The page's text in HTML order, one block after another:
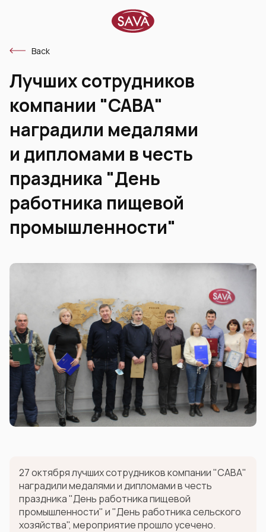
Back
Лучших сотрудников
компании "САВА"
наградили медалями
и дипломами в честь
праздника "День
работника пищевой
промышленности"
27 октября лучших сотрудников компании "САВА"
наградили медалями и дипломами в честь
праздника "День работника пищевой
промышленности" и "День работника сельского
хозяйства", мероприятие прошло усечено.